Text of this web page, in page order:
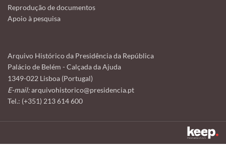
Reprodução de documentos
Apoio à pesquisa
Arquivo Histórico da Presidência da República
Palácio de Belém - Calçada da Ajuda
1349-022 Lisboa (Portugal)
E-mail:arquivohistorico@presidencia.pt
Tel.: (+351) 213 614 600